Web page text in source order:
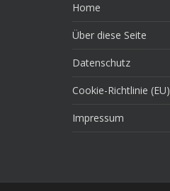
Home
Über diese Seite
Datenschutz
Cookie-Richtlinie (EU)
Impressum